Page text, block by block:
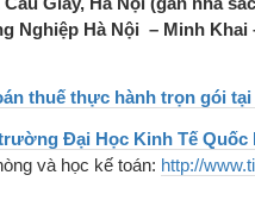
Hà Nội – Minh Khai
thuế thực hành trọn gói tại
Đại Học Kinh Tế Quốc
và học kế toán: http://